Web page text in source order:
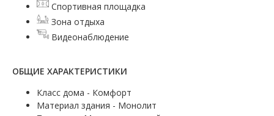
Спортивная площадка
Зона отдыха
Видеонаблюдение
ОБЩИЕ ХАРАКТЕРИСТИКИ
Класс дома - Комфорт
Материал здания - Монолит